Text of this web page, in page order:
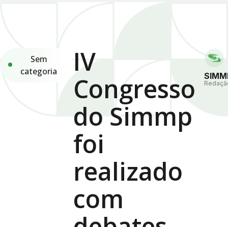
Sem
categoria
IV
Congresso
do Simmp
foi
realizado
com